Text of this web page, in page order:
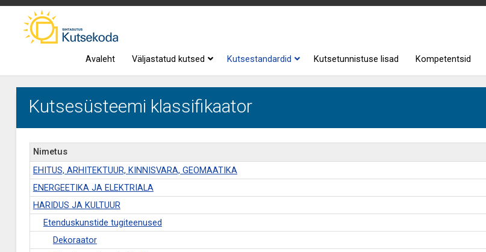
Avaleht Väljastatud kutsed Kutsestandardid Kutsetunnistuse lisad Kompetentsid
Kutsesüsteemi klassifikaator
Nimetus
EHITUS, ARHITEKTUUR, KINNISVARA, GEOMAATIKA
ENERGEETIKA JA ELEKTRIALA
HARIDUS JA KULTUUR
Etenduskunstide tugiteenused
Dekoraator